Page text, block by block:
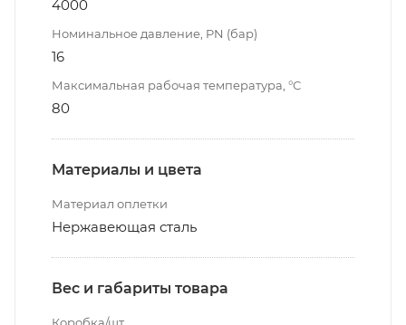
4000
Номинальное давление, PN (бар)
16
Максимальная рабочая температура, °С
80
Материалы и цвета
Материал оплетки
Нержавеющая сталь
Вес и габариты товара